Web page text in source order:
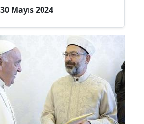
30 Mayıs 2024